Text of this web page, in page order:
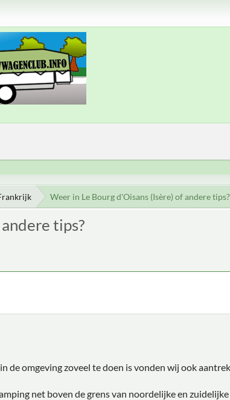
Weer in Le Bourg d'Oisans (Isère) of andere tips?
tips?
de omgeving zoveel te doen is vonden wij ook
net boven de grens van noordelijke en